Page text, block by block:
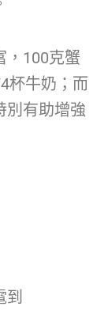
，100克蟹
杯牛奶；而
別有助增強
到